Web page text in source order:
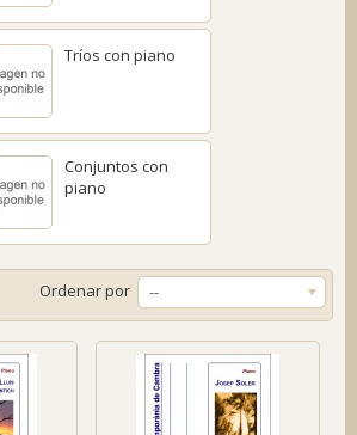
Tríos con piano
Conjuntos con
piano
Ordenar por --